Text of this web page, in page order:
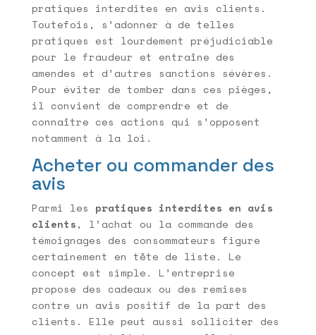
pratiques interdites en avis clients.
Toutefois, s’adonner à de telles
pratiques est lourdement préjudiciable
pour le fraudeur et entraîne des
amendes et d’autres sanctions sévères.
Pour éviter de tomber dans ces pièges,
il convient de comprendre et de
connaître ces actions qui s’opposent
notamment à la loi.
Acheter ou commander des
avis
Parmi les pratiques interdites en avis
clients, l’achat ou la commande des
témoignages des consommateurs figure
certainement en tête de liste. Le
concept est simple. L’entreprise
propose des cadeaux ou des remises
contre un avis positif de la part des
clients. Elle peut aussi solliciter des